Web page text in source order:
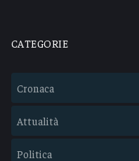
CATEGORIE
Cronaca
Attualità
Politica